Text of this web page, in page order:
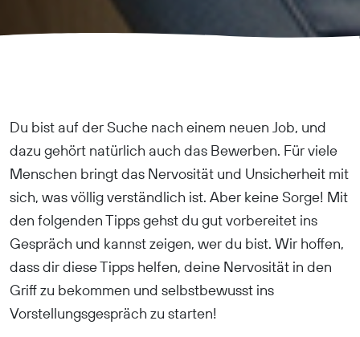
Du bist auf der Suche nach einem neuen Job, und
dazu gehört natürlich auch das Bewerben. Für viele
Menschen bringt das Nervosität und Unsicherheit mit
sich, was völlig verständlich ist. Aber keine Sorge! Mit
den folgenden Tipps gehst du gut vorbereitet ins
Gespräch und kannst zeigen, wer du bist. Wir hoffen,
dass dir diese Tipps helfen, deine Nervosität in den
Griff zu bekommen und selbstbewusst ins
Vorstellungsgespräch zu starten!